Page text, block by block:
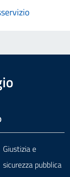
Giustizia e
sicurezza pubblica